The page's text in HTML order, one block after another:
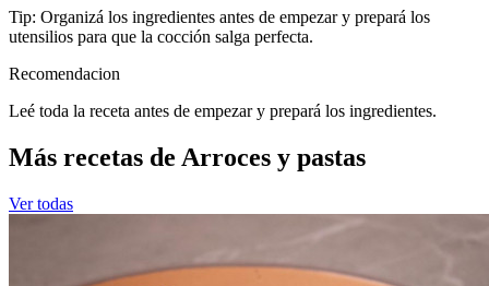
Tip: Organizá los ingredientes antes de empezar y prepará los
utensilios para que la cocción salga perfecta.
Recomendacion
Leé toda la receta antes de empezar y prepará los ingredientes.
Más recetas de Arroces y pastas
Ver todas